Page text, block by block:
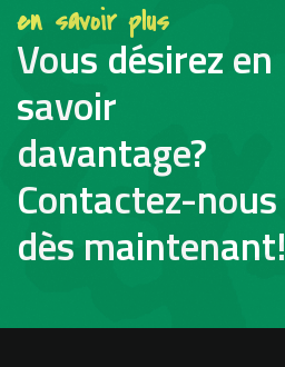
en savoir plus
Vous désirez en
savoir
davantage?
Contactez-nous
dès maintenant!